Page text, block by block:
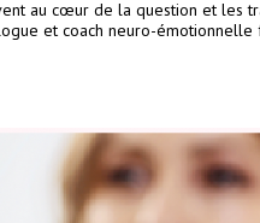
au cœur de la question et les
et coach neuro-